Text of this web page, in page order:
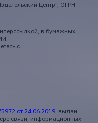
Центр", ОГРН
в бумажных
с
от 24.06.2019 , выдан
связи, информационных